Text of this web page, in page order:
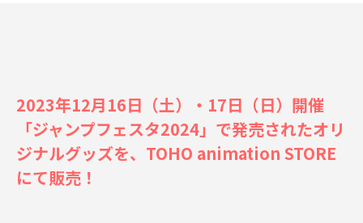
2023年12月16日（土）・17日（日）開催
「ジャンプフェスタ2024」で発売されたオリ
ジナルグッズを、TOHO animation STORE
にて販売！